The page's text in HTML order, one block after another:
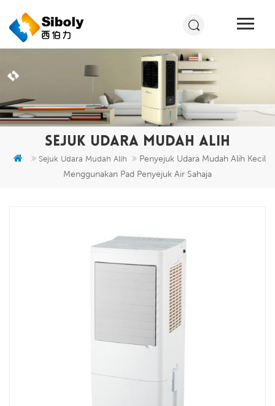
SEJUK UDARA MUDAH ALIH
Sejuk Udara Mudah Alih
Penyejuk Udara Mudah Alih Kecil
Menggunakan Pad Penyejuk Air Sahaja